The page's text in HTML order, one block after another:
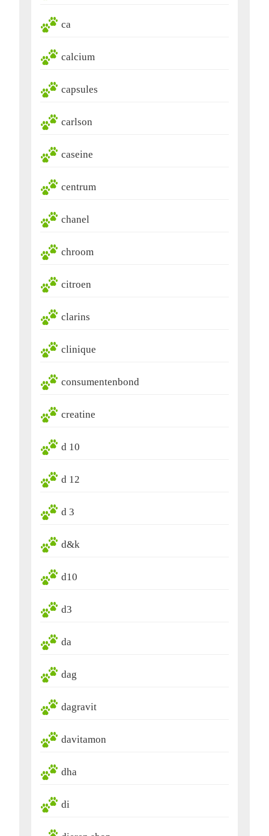
ca
calcium
capsules
carlson
caseine
centrum
chanel
chroom
citroen
clarins
clinique
consumentenbond
creatine
d 10
d 12
d 3
d&k
d10
d3
da
dag
dagravit
davitamon
dha
di